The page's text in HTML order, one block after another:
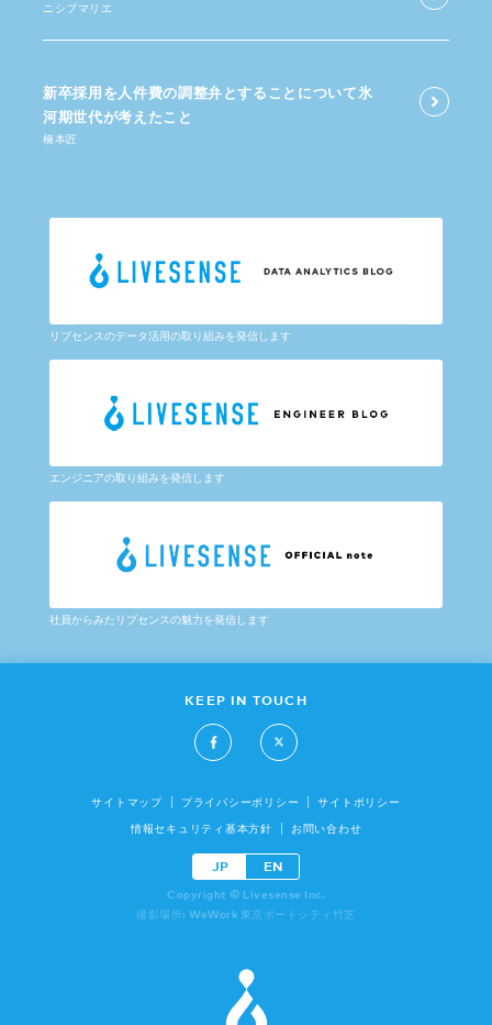
ニシブマリエ
新卒採用を​人件費の​調整弁と​する​ことに​ついて​氷
河期世代が​考えた​こと
楠本匠
リブセンスのデータ活用の取り組みを発信します
エンジニアの取り組みを発信します
社員からみたリブセンスの魅力を発信します
KEEP IN TOUCH
サイトマップ プライバシーポリシー サイトポリシー
情報セキュリティ基本方針 お問い合わせ
JP EN
Copyright © Livesense Inc.
撮影場所: WeWork 東京ポートシティ竹芝